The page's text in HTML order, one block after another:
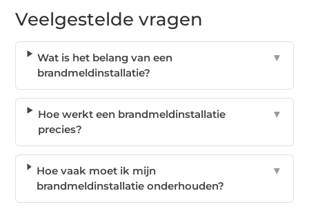
Veelgestelde vragen
Wat is het belang van een
brandmeldinstallatie?
▼
Hoe werkt een brandmeldinstallatie
precies?
▼
Hoe vaak moet ik mijn
brandmeldinstallatie onderhouden?
▼